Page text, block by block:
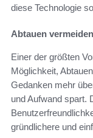
diese Technologie
Abtauen vermeiden
Einer der größten
Möglichkeit,
Gedanken mehr
und Aufwand spart.
gründlichere und